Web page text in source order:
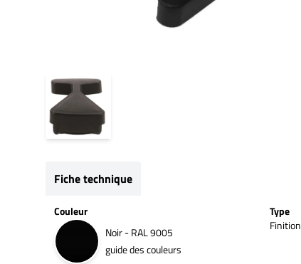
Fiche technique
Couleur
Noir - RAL 9005
guide des couleurs
Type
Finition